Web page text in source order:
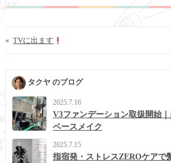
« TVに出ます
タクヤ のブログ
2025.7.16
V3ファンデーション取扱開始
ベースメイク
2025.7.15
指宿発・ストレスZEROケアで